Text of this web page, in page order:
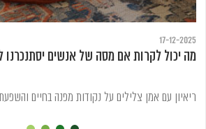
17-12-2025
מה יכול לקרות אם מסה של אנשים
ריאיון עם אמן צלילים על נקודות מפנה בחיים